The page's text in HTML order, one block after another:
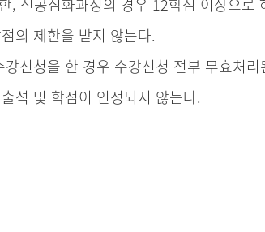
의 제한을 받지 않는다.
신청을 한 경우 수강신청 전부 무효처리
석 및 학점이 인정되지 않는다.